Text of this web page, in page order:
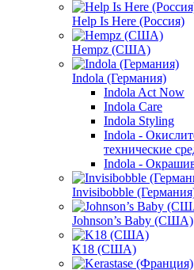
Help Is Here (Россия)
Hempz (США)
Indola (Германия)
Indola Act Now
Indola Care
Indola Styling
Indola -
технические
Indola -
Invisibobble
Johnson’s Baby (США)
K18 (США)